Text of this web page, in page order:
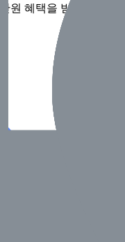
원 혜택을 받아보세요